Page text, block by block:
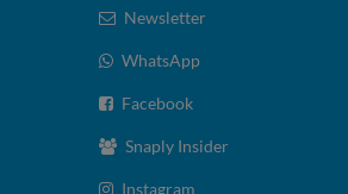
Newsletter
WhatsApp
Facebook
Snaply Insider
Instagram